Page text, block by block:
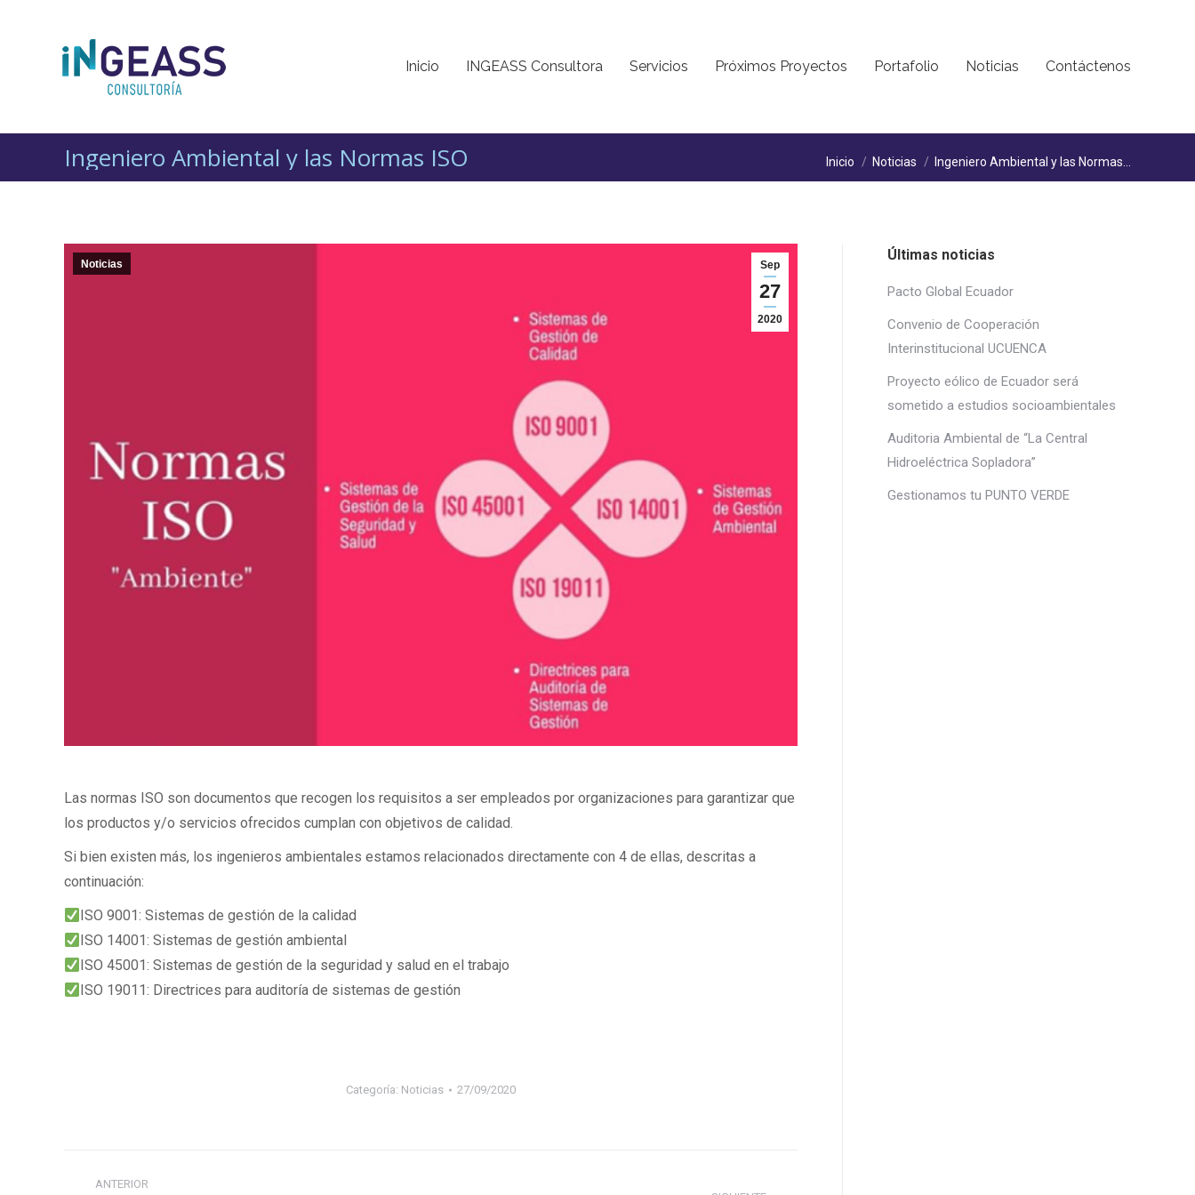
Inicio INGEASS Consultora Servicios Próximos Proyectos Portafolio Noticias Contáctenos
Ingeniero Ambiental y las Normas ISO Estás aquí:
Inicio Noticias Ingeniero Ambiental y las Normas…
Sep
27
2020
Noticias
Las normas ISO son documentos que recogen los requisitos a ser empleados por organizaciones para garantizar que
los productos y/o servicios ofrecidos cumplan con objetivos de calidad.
Si bien existen más, los ingenieros ambientales estamos relacionados directamente con 4 de ellas, descritas a
continuación:
ISO 9001: Sistemas de gestión de la calidad
ISO 14001: Sistemas de gestión ambiental
ISO 45001: Sistemas de gestión de la seguridad y salud en el trabajo
ISO 19011: Directrices para auditoría de sistemas de gestión
Categoría: Noticias 27/09/2020
ANTERIOR
Últimas noticias
Pacto Global Ecuador
Convenio de Cooperación
Interinstitucional UCUENCA
Proyecto eólico de Ecuador será
sometido a estudios socioambientales
Auditoria Ambiental de “La Central
Hidroeléctrica Sopladora”
Gestionamos tu PUNTO VERDE